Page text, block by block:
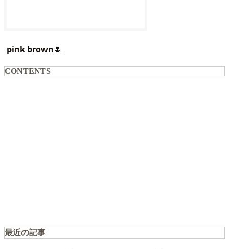
pink brown🌷
CONTENTS
最近の記事